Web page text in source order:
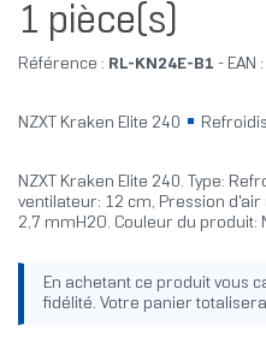
1 pièce(s)
Référence : RL-KN24E-B1 - EAN :
NZXT Kraken Elite 240
NZXT Kraken Elite 240. Type:
ventilateur: 12 cm, Pression
2,7 mmH2O. Couleur du produit:
En achetant ce produit vous
fidélité. Votre panier